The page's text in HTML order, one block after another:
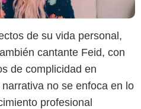
de su vida personal,
cantante Feid, con
de complicidad en
no se enfoca en lo
profesional